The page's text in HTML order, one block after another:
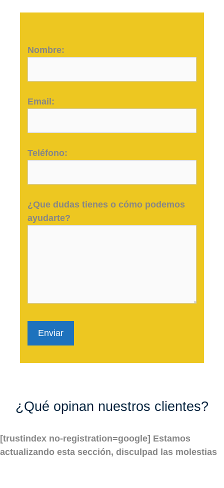
Nombre:
Email:
Teléfono:
¿Que dudas tienes o cómo podemos
ayudarte?
Enviar
¿Qué opinan nuestros clientes?
[trustindex no-registration=google] Estamos
actualizando esta sección, disculpad las molestias